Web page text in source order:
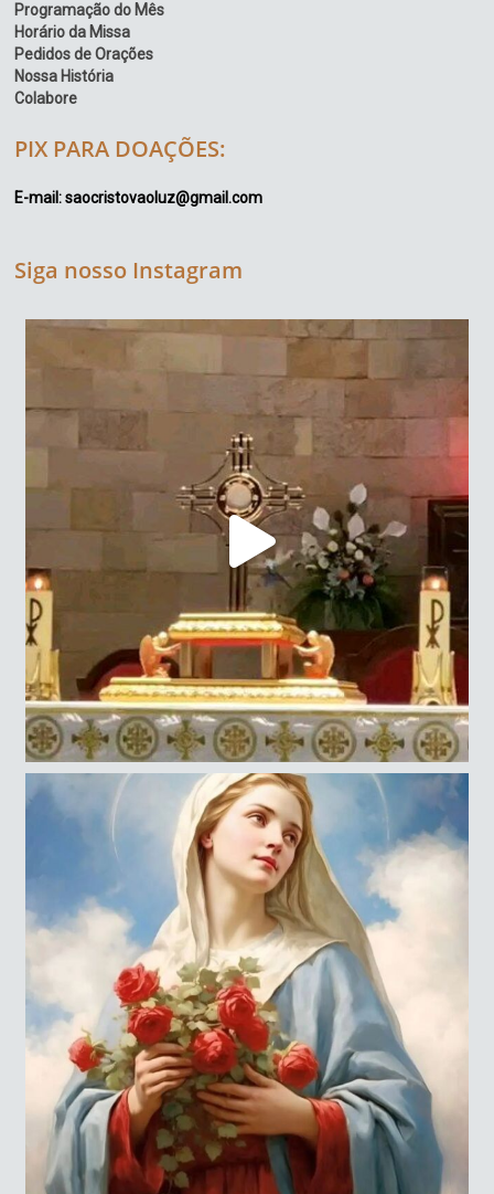
Programação do Mês
Horário da Missa
Pedidos de Orações
Nossa História
Colabore
PIX PARA DOAÇÕES:
E-mail: saocristovaoluz@gmail.com
Siga nosso Instagram